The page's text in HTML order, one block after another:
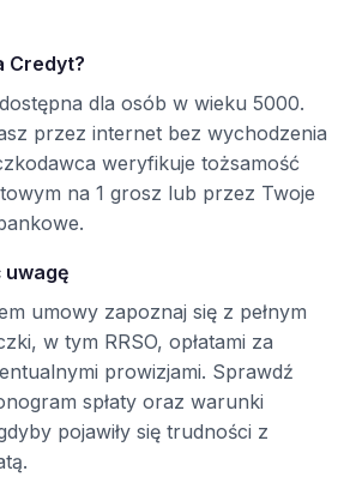
Credyt?
dla osób w wieku 5000.
przez internet bez wychodzenia
weryfikuje tożsamość
na 1 grosz lub przez Twoje
uwagę
umowy zapoznaj się z pełnym
w tym RRSO, opłatami za
prowizjami. Sprawdź
spłaty oraz warunki
pojawiły się trudności z